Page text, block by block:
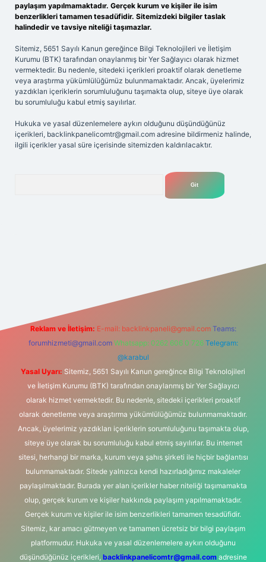
paylaşım yapılmamaktadır. Gerçek kurum ve kişiler ile isim
benzerlikleri tamamen tesadüfidir. Sitemizdeki bilgiler taslak
halindedir ve tavsiye niteliği taşımazlar.
Sitemiz, 5651 Sayılı Kanun gereğince Bilgi Teknolojileri ve İletişim
Kurumu (BTK) tarafından onaylanmış bir Yer Sağlayıcı olarak hizmet
vermektedir. Bu nedenle, sitedeki içerikleri proaktif olarak denetleme
veya araştırma yükümlülüğümüz bulunmamaktadır. Ancak, üyelerimiz
yazdıkları içeriklerin sorumluluğunu taşımakta olup, siteye üye olarak
bu sorumluluğu kabul etmiş sayılırlar.
Hukuka ve yasal düzenlemelere aykırı olduğunu düşündüğünüz
içerikleri, backlinkpanelicomtr@gmail.com adresine bildirmeniz halinde,
ilgili içerikler yasal süre içerisinde sitemizden kaldırılacaktır.
Reklam ve İletişim: E-mail: backlinkpaneli@gmail.com Teams:
forumhizmeti@gmail.com Whatsapp: 0262 606 0 726 Telegram:
@karabul
Yasal Uyarı: Sitemiz, 5651 Sayılı Kanun gereğince Bilgi Teknolojileri
ve İletişim Kurumu (BTK) tarafından onaylanmış bir Yer Sağlayıcı
olarak hizmet vermektedir. Bu nedenle, sitedeki içerikleri proaktif
olarak denetleme veya araştırma yükümlülüğümüz bulunmamaktadır.
Ancak, üyelerimiz yazdıkları içeriklerin sorumluluğunu taşımakta olup,
siteye üye olarak bu sorumluluğu kabul etmiş sayılırlar. Bu internet
sitesi, herhangi bir marka, kurum veya şahıs şirketi ile hiçbir bağlantısı
bulunmamaktadır. Sitede yalnızca kendi hazırladığımız makaleler
paylaşılmaktadır. Burada yer alan içerikler haber niteliği taşımamakta
olup, gerçek kurum ve kişiler hakkında paylaşım yapılmamaktadır.
Gerçek kurum ve kişiler ile isim benzerlikleri tamamen tesadüfidir.
Sitemiz, kar amacı gütmeyen ve tamamen ücretsiz bir bilgi paylaşım
platformudur. Hukuka ve yasal düzenlemelere aykırı olduğunu
düşündüğünüz içerikleri, backlinkpanelicomtr@gmail.comadresine